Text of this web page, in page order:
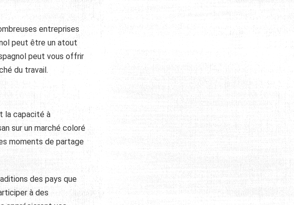
entreprises
peut être un atout
peut vous offrir
du travail.
la capacité à
sur un marché coloré
moments de partage
des pays que
à des